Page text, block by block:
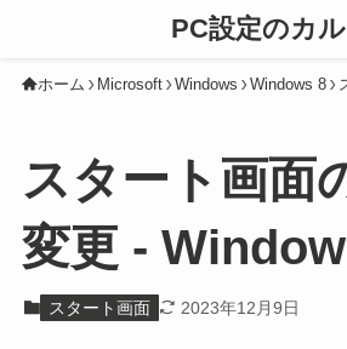
PC設定のカ
ホーム Microsoft Windows Windows 8
スタート画面
変更 -
スタート画面 2023年12月9日